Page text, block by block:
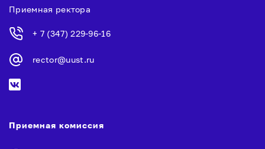
Приемная ректора
+ 7 (347) 229-96-16
rector@uust.ru
Приемная комиссия